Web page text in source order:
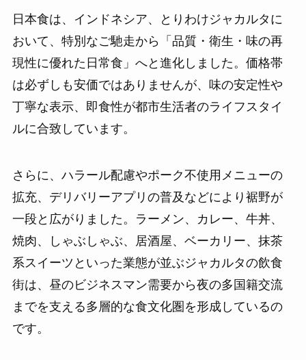
日本食は、インドネシア、とりわけジャカルタに
おいて、特別なご馳走から「品質・衛生・味の再
現性に優れた日常食」へと進化しました。価格帯
は必ずしも安価ではありませんが、味の安定性や
丁寧な表示、即食性が都市生活者のライフスタイ
ルに合致しています。
さらに、ハラール配慮やポーク不使用メニューの
拡充、デリバリーアプリの普及などにより裾野が
一段と広がりました。ラーメン、カレー、牛丼、
焼肉、しゃぶしゃぶ、居酒屋、ベーカリー、抹茶
系スイーツといった業態が並ぶジャカルタの飲食
街は、昼のビジネスマン需要から夜の多国籍交流
までを支える多層的な食文化圏を形成しているの
です。